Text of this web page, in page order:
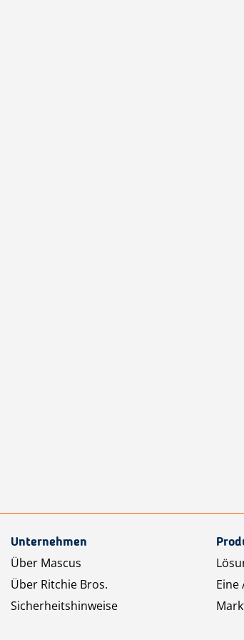
Unternehmen
Über Mascus
Über Ritchie Bros.
Sicherheitshinweise
Eine